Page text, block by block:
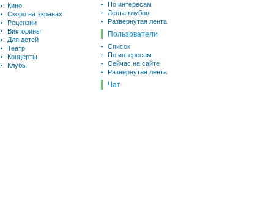
Кино
Скоро на экранах
Рецензии
Викторины
Для детей
Театр
Концерты
Клубы
По интересам
Лента клубов
Развернутая лента
Пользователи
Список
По интересам
Сейчас на сайте
Развернутая лента
Чат